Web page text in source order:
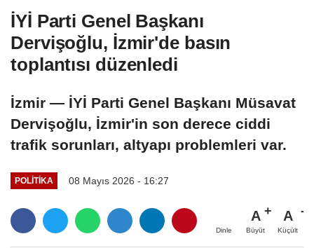
İYİ Parti Genel Başkanı
Dervişoğlu, İzmir'de basın
toplantısı düzenledi
İzmir — İYİ Parti Genel Başkanı Müsavat
Dervişoğlu, İzmir'in son derece ciddi
trafik sorunları, altyapı problemleri var.
POLITIKA 08 Mayıs 2026 - 16:27
Dinle
A
Büyüt
A
Küçült